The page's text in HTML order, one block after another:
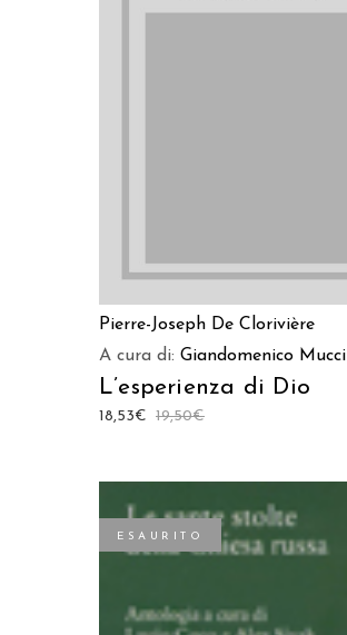
Pierre-Joseph De Clorivière
A cura di: Giandomenico Mucci
L’esperienza di Dio
19,50€
18,53€
ESAURITO